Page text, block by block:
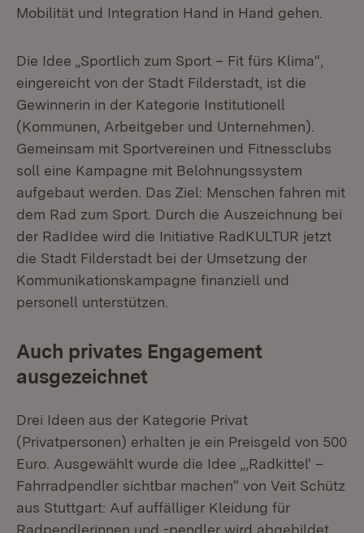
Mobilität und Integration Hand in Hand gehen.
Die Idee „Sportlich zum Sport – Fit fürs Klima“,
eingereicht von der Stadt Filderstadt, ist die
Gewinnerin in der Kategorie Institutionell
(Kommunen, Arbeitgeber und Unternehmen).
Gemeinsam mit Sportvereinen und Fitnessclubs
soll eine Kampagne mit Belohnungssystem
aufgebaut werden. Das Ziel: Menschen fahren mit
dem Rad zum Sport. Durch die Auszeichnung bei
der RadIdee wird die Initiative RadKULTUR jetzt
die Stadt Filderstadt bei der Umsetzung der
Kommunikationskampagne finanziell und
personell unterstützen.
Auch privates Engagement
ausgezeichnet
Drei Ideen aus der Kategorie Privat
(Privatpersonen) erhalten je ein Preisgeld von 500
Euro. Ausgewählt wurde die Idee „‚Radkittel‘ –
Fahrradpendler sichtbar machen“ von Veit Schütz
aus Stuttgart: Auf auffälliger Kleidung für
Radpendlerinnen und -pendler wird abgebildet,